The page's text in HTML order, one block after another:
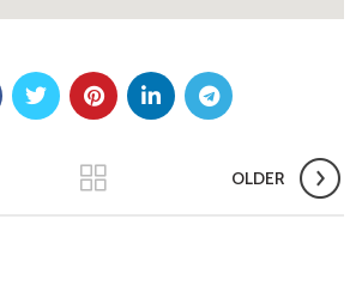
OLDER